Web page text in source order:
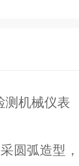
测机械仪表
圆弧造型